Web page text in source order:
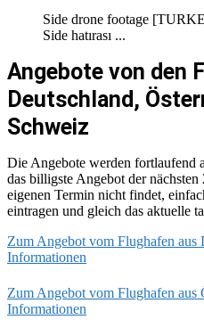
Side drone footage
Side hatırası ...
Angebote von den
Deutschland,
Schweiz
Die Angebote werden fortlaufend
das billigste Angebot der
eigenen Termin nicht findet,
eintragen und gleich das aktuelle
Zum Angebot vom Flughafen aus
Informationen
Zum Angebot vom Flughafen aus
Informationen